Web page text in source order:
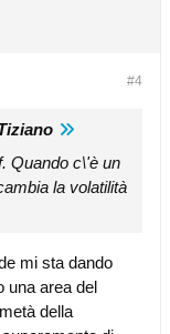
#4
Quando c\'è un
la volatilità
mi sta dando
una area del
della